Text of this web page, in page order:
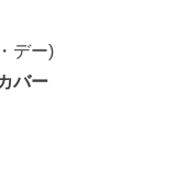
デー)
バー